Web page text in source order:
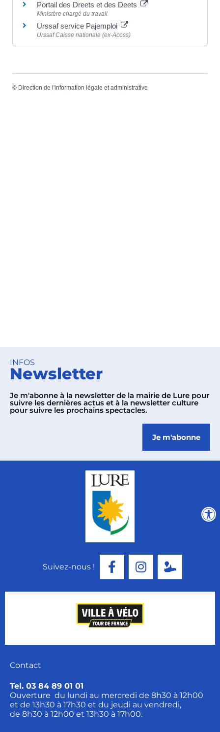
Portail des Dreets et des Deets
Ministère chargé du travail
Urssaf service Pajemploi
Urssaf Caisse nationale (ex-Acoss)
© Direction de l'information légale et administrative
INFOS
Newsletter
Je m'abonne à la newsletter de la mairie de Lure pour
suivre les dernières actus et à la newsletter culture
pour suivre les prochains spectacles.
Je m'abonne
Suivez-nous !
Contact
Tel. 03 84 89 01 01
Ouverture du lundi au mercredi de 8h30 à 12h00
et de 13h30 à 17h30 et du jeudi au vendredi,
de 8h30 à 12h00 et 13h30 à 17h00.